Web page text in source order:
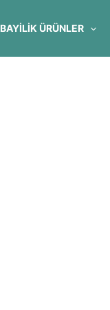
BAYILIK ÜRÜNLER